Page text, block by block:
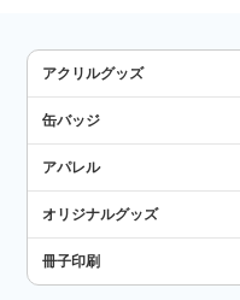
アクリルグッズ
缶バッジ
アパレル
オリジナルグッズ
冊子印刷